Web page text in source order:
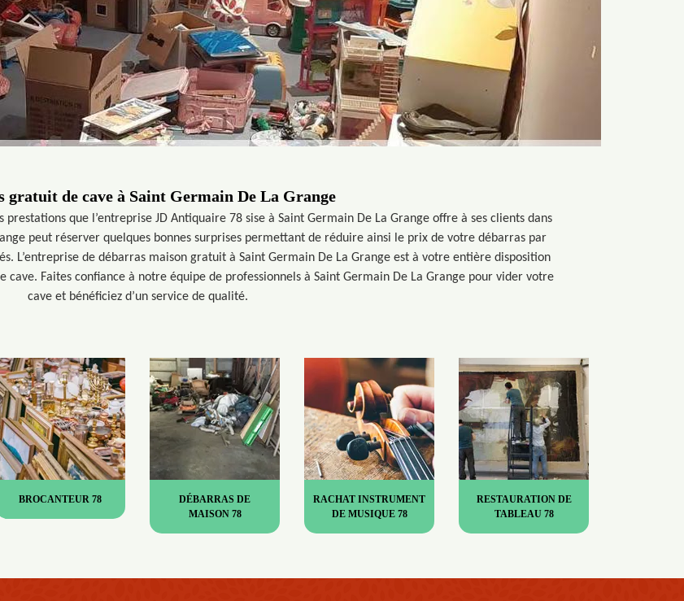
gratuit de cave à Saint Germain De La Grange
que l’entreprise JD Antiquaire 78 sise à Saint Germain De La Grange offre à ses clients dans
peut réserver quelques bonnes surprises permettant de réduire ainsi le prix de votre débarras par
L’entreprise de débarras maison gratuit à Saint Germain De La Grange est à votre entière disposition
Faites confiance à notre équipe de professionnels à Saint Germain De La Grange pour vider votre
cave et bénéficiez d’un service de qualité.
BROCANTEUR 78
DÉBARRAS DE
MAISON 78
RACHAT INSTRUMENT
DE MUSIQUE 78
RESTAURATION DE
TABLEAU 78